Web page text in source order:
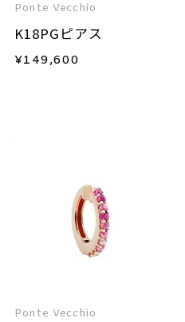
Ponte Vecchio
K18PGピアス
¥149,600
Ponte Vecchio